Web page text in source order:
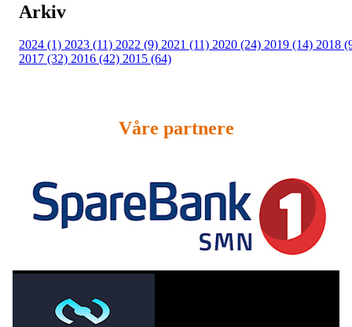
Arkiv
2024 (1) 2023 (11) 2022 (9) 2021 (11) 2020 (24) 2019 (14) 2018
2017 (32) 2016 (42) 2015 (64)
Våre partnere